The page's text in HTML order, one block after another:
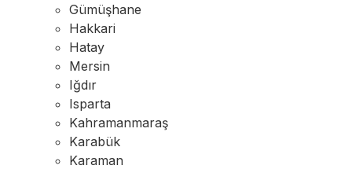
Gümüşhane
Hakkari
Hatay
Mersin
Iğdır
Isparta
Kahramanmaraş
Karabük
Karaman